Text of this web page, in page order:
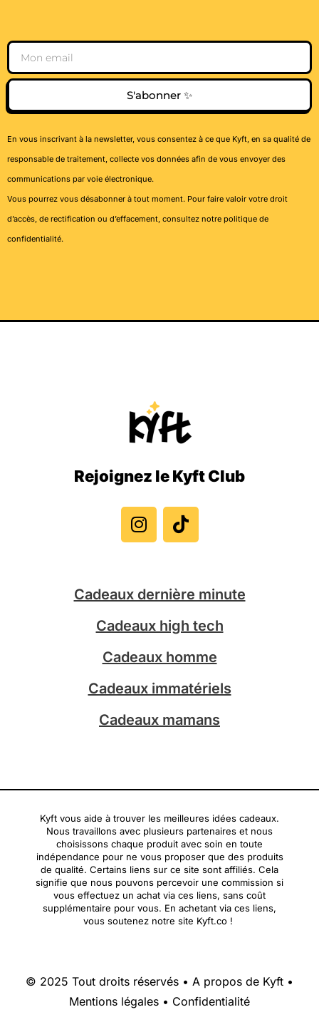
Email
S'abonner ✨
En vous inscrivant à la newsletter, vous consentez à ce que Kyft, en sa qualité de
responsable de traitement, collecte vos données afin de vous envoyer des
communications par voie électronique.
Vous pourrez vous désabonner à tout moment. Pour faire valoir votre droit
d’accès, de rectification ou d’effacement, consultez notre politique de
confidentialité.
Rejoignez le Kyft Club
n
s
t
r
a
m
i
k
t
Cadeaux dernière minute
Cadeaux high tech
Cadeaux homme
Cadeaux immatériels
Cadeaux mamans
Kyft vous aide à trouver les meilleures idées cadeaux.
Nous travaillons avec plusieurs partenaires et nous
choisissons chaque produit avec soin en toute
indépendance pour ne vous proposer que des produits
de qualité. Certains liens sur ce site sont affiliés. Cela
signifie que nous pouvons percevoir une commission si
vous effectuez un achat via ces liens, sans coût
supplémentaire pour vous. En achetant via ces liens,
vous soutenez notre site Kyft.co !
© 2025 Tout droits réservés • A propos de Kyft •
Mentions légales • Confidentialité